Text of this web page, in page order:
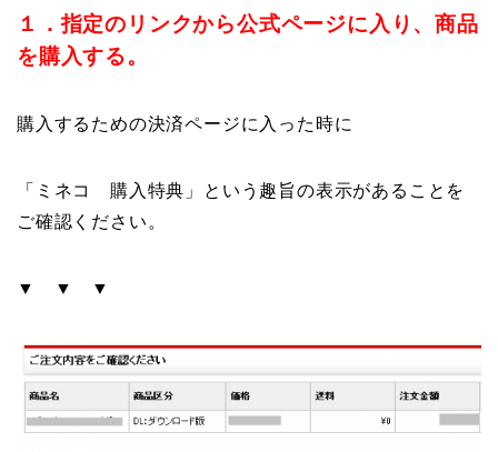
１．指定のリンクから公式ページに入り、商品
を購入する。
購入するための決済ページに入った時に
「ミネコ 購入特典」という趣旨の表示があることを
ご確認ください。
▼ ▼ ▼